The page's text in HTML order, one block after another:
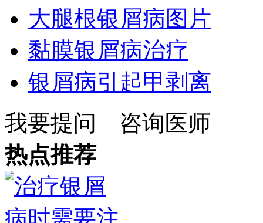
大腿根银屑病图片
黏膜银屑病治疗
银屑病引起甲剥离
我要提问
咨询医师
热点推荐